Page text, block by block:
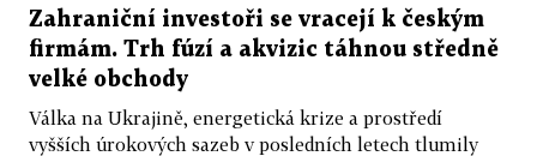
Zahraniční investoři se vracejí k českým
firmám. Trh fúzí a akvizic táhnou středně
velké obchody
Válka na Ukrajině, energetická krize a prostředí
vyšších úrokových sazeb v posledních letech tlumily